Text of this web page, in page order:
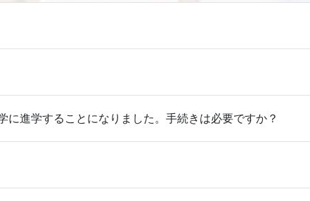
進学することになりました。手続きは必要ですか？